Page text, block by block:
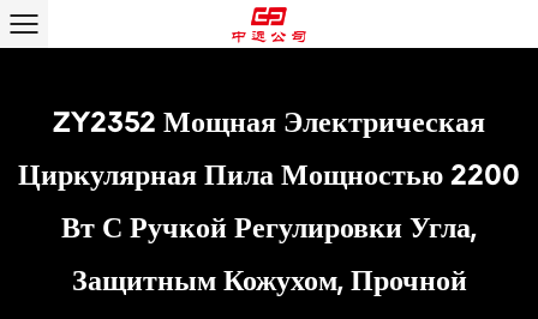
ZY2352 Мощная Электрическая
Циркулярная Пила Мощностью 2200
Вт С Ручкой Регулировки Угла,
Защитным Кожухом, Прочной